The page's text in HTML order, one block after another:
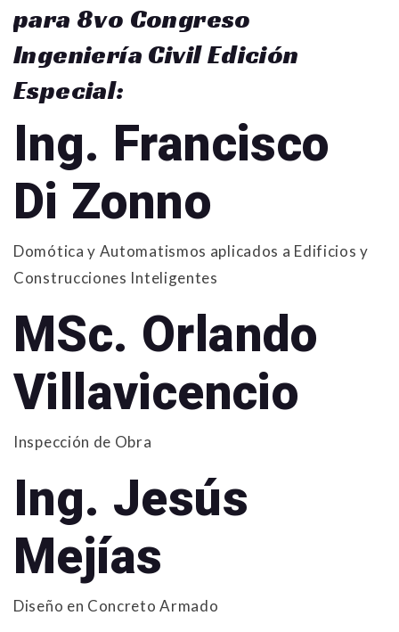
para 8vo Congreso
Ingeniería Civil Edición
Especial:
Ing. Francisco
Di Zonno
Domótica y Automatismos aplicados a Edificios y
Construcciones Inteligentes
MSc. Orlando
Villavicencio
Inspección de Obra
Ing. Jesús
Mejías
Diseño en Concreto Armado